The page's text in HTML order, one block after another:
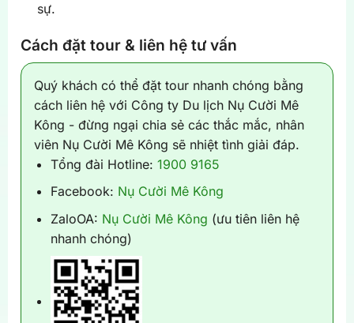
sự.
Cách đặt tour & liên hệ tư vấn
Quý khách có thể đặt tour nhanh chóng bằng
cách liên hệ với Công ty Du lịch Nụ Cười Mê
Kông - đừng ngại chia sẻ các thắc mắc, nhân
viên Nụ Cười Mê Kông sẽ nhiệt tình giải đáp.
Tổng đài Hotline: 1900 9165
Facebook: Nụ Cười Mê Kông
ZaloOA: Nụ Cười Mê Kông (ưu tiên liên hệ
nhanh chóng)